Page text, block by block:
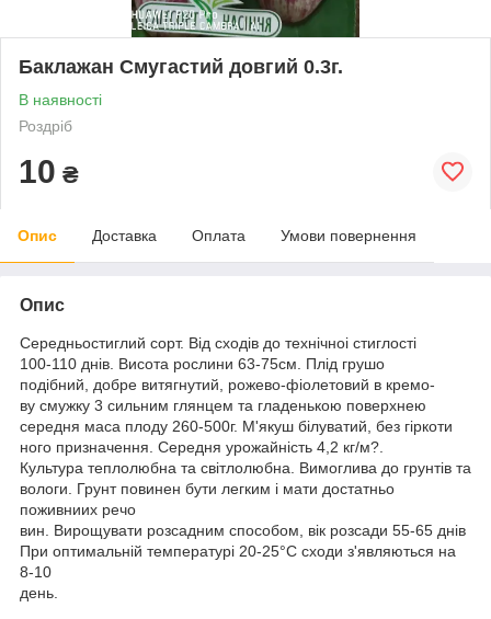
Баклажан Смугастий довгий 0.3г.
В наявності
Роздріб
10 ₴
Опис Доставка Оплата Умови повернення
Опис
Середньостиглий сорт. Від сходів до технічноі стиглості
100-110 днів. Висота рослини 63-75см. Плід грушо
подібний, добре витягнутий, рожево-фіолетовий в кремо-
ву смужку 3 сильним глянцем та гладенькою поверхнею
середня маса плоду 260-500г. М'якуш білуватий, без гіркоти
ного призначення. Середня урожайність 4,2 кг/м?.
Культура теплолюбна та світлолюбна. Вимоглива до грунтів та
вологи. Грунт повинен бути легким і мати достатньо
поживниих речо
вин. Вирощувати розсадним способом, вiк розсади 55-65 днів
При оптимальній температурі 20-25°C сходи з'являються нa
8-10
день.